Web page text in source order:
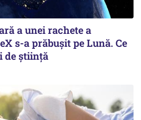
a unei rachete a
s-a prăbușit pe Lună. Ce
de știință